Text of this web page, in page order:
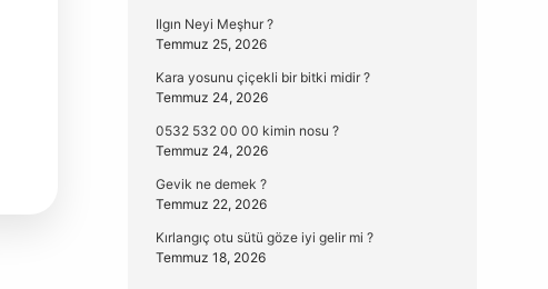
Ilgın Neyi Meşhur ?
Temmuz 25, 2026
Kara yosunu çiçekli bir bitki midir ?
Temmuz 24, 2026
0532 532 00 00 kimin nosu ?
Temmuz 24, 2026
Gevik ne demek ?
Temmuz 22, 2026
Kırlangıç otu sütü göze iyi gelir mi ?
Temmuz 18, 2026